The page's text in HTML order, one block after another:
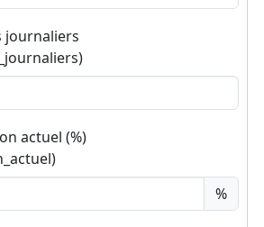
journaliers
actuel (%)
%